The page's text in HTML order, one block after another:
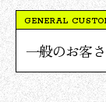
事業やプロジェク
報道関連・ご取材
GENERAL
一般のお客
TSUTAYAについて